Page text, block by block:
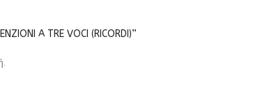
A TRE VOCI (RICORDI)”